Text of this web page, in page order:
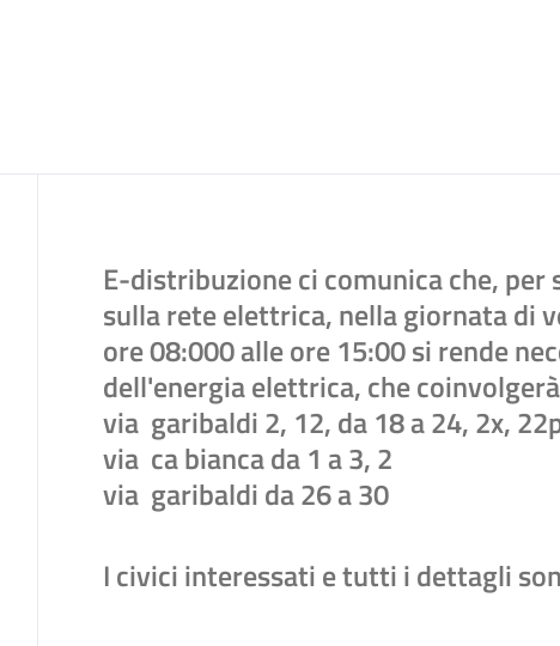
Contenuto
E-distribuzione ci comunica che,
sulla rete elettrica, nella giornata di
ore 08:000 alle ore 15:00 si rende
dell'energia elettrica, che
via garibaldi 2, 12, da 18 a 24, 2x,
via ca bianca da 1 a 3, 2
via garibaldi da 26 a 30
I civici interessati e tutti i dettagli